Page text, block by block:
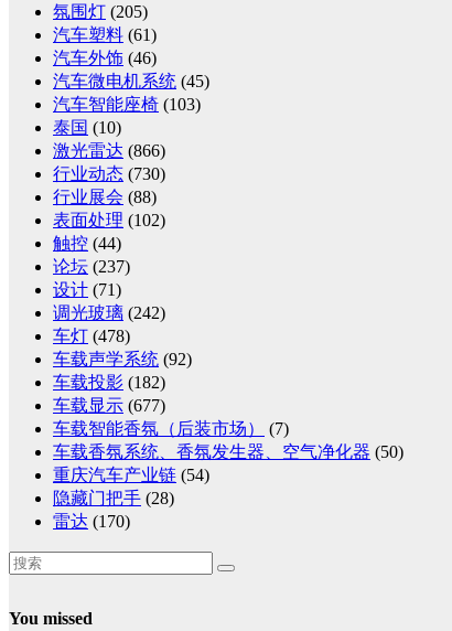
氛围灯 (205)
汽车塑料 (61)
汽车外饰 (46)
汽车微电机系统 (45)
汽车智能座椅 (103)
泰国 (10)
激光雷达 (866)
行业动态 (730)
行业展会 (88)
表面处理 (102)
触控 (44)
论坛 (237)
设计 (71)
调光玻璃 (242)
车灯 (478)
车载声学系统 (92)
车载投影 (182)
车载显示 (677)
车载智能香氛（后装市场）
(7)
车载香氛系统、香氛发生器、空气净化器 (50)
重庆汽车产业链 (54)
隐藏门把手 (28)
雷达 (170)
You missed